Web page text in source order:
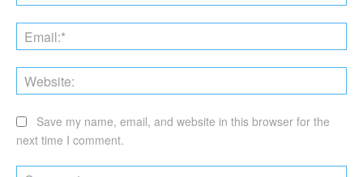
Save my name, email, and website in this browser for the
next time I comment.